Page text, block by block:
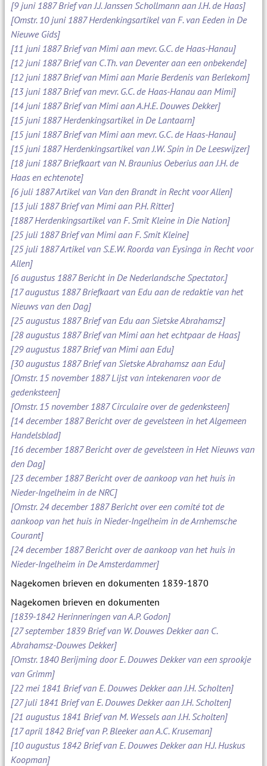
[9 juni 1887 Brief van J.J. Janssen Schollmann aan J.H. de Haas]
[Omstr. 10 juni 1887 Herdenkingsartikel van F. van Eeden in De
Nieuwe Gids]
[11 juni 1887 Brief van Mimi aan mevr. G.C. de Haas-Hanau]
[12 juni 1887 Brief van C.Th. van Deventer aan een onbekende]
[12 juni 1887 Brief van Mimi aan Marie Berdenis van Berlekom]
[13 juni 1887 Brief van mevr. G.C. de Haas-Hanau aan Mimi]
[14 juni 1887 Brief van Mimi aan A.H.E. Douwes Dekker]
[15 juni 1887 Herdenkingsartikel in De Lantaarn]
[15 juni 1887 Brief van Mimi aan mevr. G.C. de Haas-Hanau]
[15 juni 1887 Herdenkingsartikel van J.W. Spin in De Leeswijzer]
[18 juni 1887 Briefkaart van N. Braunius Oeberius aan J.H. de
Haas en echtenote]
[6 juli 1887 Artikel van Van den Brandt in Recht voor Allen]
[13 juli 1887 Brief van Mimi aan P.H. Ritter]
[1887 Herdenkingsartikel van F. Smit Kleine in Die Nation]
[25 juli 1887 Brief van Mimi aan F. Smit Kleine]
[25 juli 1887 Artikel van S.E.W. Roorda van Eysinga in Recht voor
Allen]
[6 augustus 1887 Bericht in De Nederlandsche Spectator.]
[17 augustus 1887 Briefkaart van Edu aan de redaktie van het
Nieuws van den Dag]
[25 augustus 1887 Brief van Edu aan Sietske Abrahamsz]
[28 augustus 1887 Brief van Mimi aan het echtpaar de Haas]
[29 augustus 1887 Brief van Mimi aan Edu]
[30 augustus 1887 Brief van Sietske Abrahamsz aan Edu]
[Omstr. 15 november 1887 Lijst van intekenaren voor de
gedenksteen]
[Omstr. 15 november 1887 Circulaire over de gedenksteen]
[14 december 1887 Bericht over de gevelsteen in het Algemeen
Handelsblad]
[16 december 1887 Bericht over de gevelsteen in Het Nieuws van
den Dag]
[23 december 1887 Bericht over de aankoop van het huis in
Nieder-Ingelheim in de NRC]
[Omstr. 24 december 1887 Bericht over een comité tot de
aankoop van het huis in Nieder-Ingelheim in de Arnhemsche
Courant]
[24 december 1887 Bericht over de aankoop van het huis in
Nieder-Ingelheim in De Amsterdammer]
Nagekomen brieven en dokumenten 1839-1870
Nagekomen brieven en dokumenten
[1839-1842 Herinneringen van A.P. Godon]
[27 september 1839 Brief van W. Douwes Dekker aan C.
Abrahamsz-Douwes Dekker]
[Omstr. 1840 Berijming door E. Douwes Dekker van een sprookje
van Grimm]
[22 mei 1841 Brief van E. Douwes Dekker aan J.H. Scholten]
[27 juli 1841 Brief van E. Douwes Dekker aan J.H. Scholten]
[21 augustus 1841 Brief van M. Wessels aan J.H. Scholten]
[17 april 1842 Brief van P. Bleeker aan A.C. Kruseman]
[10 augustus 1842 Brief van E. Douwes Dekker aan H.J. Huskus
Koopman]